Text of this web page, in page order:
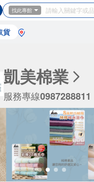
找此專館
貨
凱美棉業
服務專線0987288811